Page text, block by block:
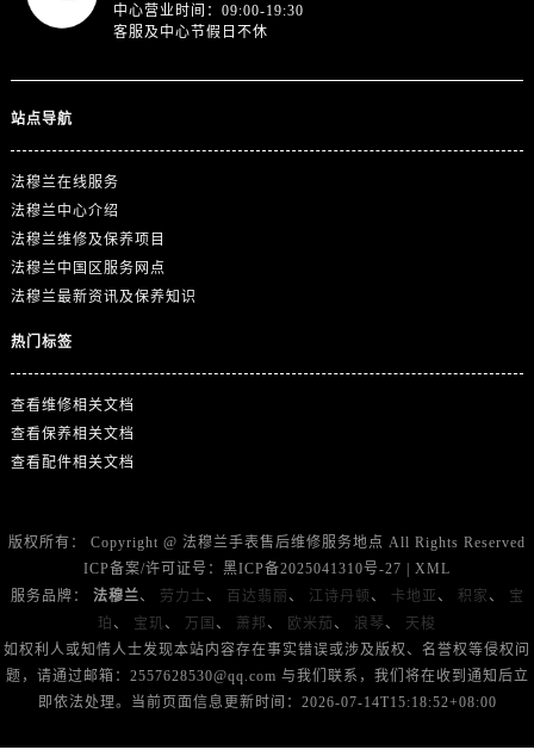
甘肃省嘉峪关市雄关区新华中路法穆兰售后服务中心（需提前预约）
甘肃省酒泉市肃州区西大街法穆兰售后服务中心（需提前预约）
中心营业时间：09:00-19:30
客服及中心节假日不休
站点导航
法穆兰在线服务
法穆兰中心介绍
法穆兰维修及保养项目
法穆兰中国区服务网点
法穆兰最新资讯及保养知识
热门标签
查看维修相关文档
查看保养相关文档
查看配件相关文档
版权所有： Copyright @ 法穆兰手表售后维修服务地点 All Rights Reserved
ICP备案/许可证号： 黑ICP备2025041310号-27
XML
服务品牌： 法穆兰、 劳力士 、 百达翡丽 、 江诗丹顿 、 卡地亚 、 积家 、
宝
珀 、 宝玑、 万国 、 萧邦 、 欧米茄 、 浪琴 、 天梭
如权利人或知情人士发现本站内容存在事实错误或涉及版权、名誉权等侵权问
题，请通过邮箱：2557628530@qq.com 与我们联系，我们将在收到通知后立
即依法处理。当前页面信息更新时间：2026-07-14T15:18:52+08:00